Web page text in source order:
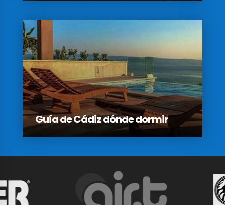
Guía de Cádiz dónde dormir